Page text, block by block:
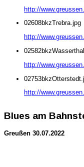
http://
02608bkzTrebra.jpg
http://
http://
http://
Blues am
Greußen 30.07.2022